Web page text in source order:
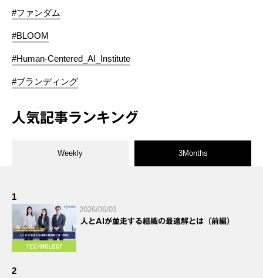
#ファンダム
#BLOOM
#Human-Centered_AI_Institute
#ブランディング
人気記事ランキング
Weekly 3Months
1
2026/06/01
人とAIが並走する組織の最適解とは（前編）
2